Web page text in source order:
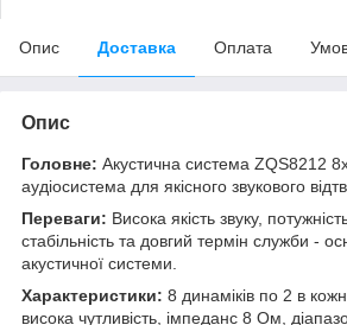
Опис Доставка Оплата
Опис
Головне: Акустична система ZQS8212
аудіосистема для якісного звукового
Переваги: Висока якість звуку,
стабільність та довгий термін служби -
акустичної системи.
Характеристики: 8 динаміків по 2 в
висока чутливість, імпеданс 8 Ом,